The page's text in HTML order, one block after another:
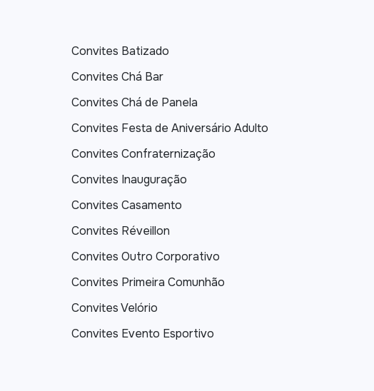
Convites Batizado
Convites Chá Bar
Convites Chá de Panela
Convites Festa de Aniversário Adulto
Convites Confraternização
Convites Inauguração
Convites Casamento
Convites Réveillon
Convites Outro Corporativo
Convites Primeira Comunhão
Convites Velório
Convites Evento Esportivo